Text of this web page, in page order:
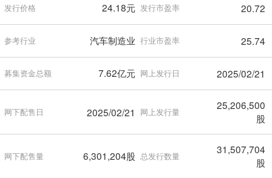
发行价格 24.18元 发行市盈率 20.72
参考行业 汽车制造业 行业市盈率 25.74
募集资金总额 7.62亿元 网上发行日 2025/02/21
网下配售日 2025/02/21 网上发行量
25,206,500
股
网下配售量 6,301,204股 总发行数量
31,507,704
股